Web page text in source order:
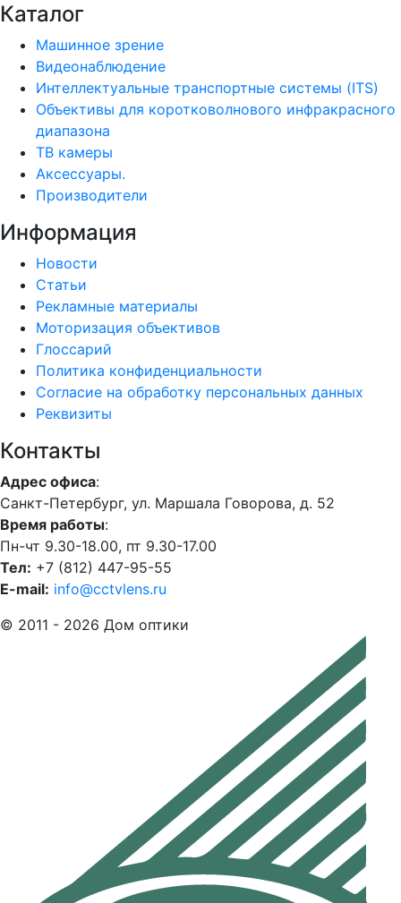
Каталог
Машинное зрение
Видеонаблюдение
Интеллектуальные транспортные системы (ITS)
Объективы для коротковолнового инфракрасного
диапазона
ТВ камеры
Аксессуары.
Производители
Информация
Новости
Статьи
Рекламные материалы
Моторизация объективов
Глоссарий
Политика конфиденциальности
Согласие на обработку персональных данных
Реквизиты
Контакты
Адрес офиса:
Санкт-Петербург, ул. Маршала Говорова, д. 52
Время работы:
Пн-чт 9.30-18.00, пт 9.30-17.00
Тел: +7 (812) 447-95-55
E-mail: info@cctvlens.ru
© 2011 - 2026 Дом оптики